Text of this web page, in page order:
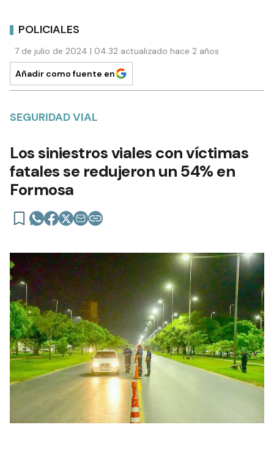
POLICIALES
7 de julio de 2024 | 04:32 actualizado hace 2 años
Añadir como fuente en
SEGURIDAD VIAL
Los siniestros viales con víctimas
fatales se redujeron un 54% en
Formosa